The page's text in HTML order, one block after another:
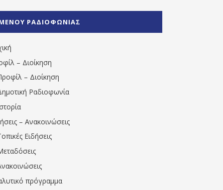
1531194763766854/" artist="" ]
ΡΑΔΙΟΦΩΝΙΑΣ
– Διοίκηση
– Διοίκηση
Ραδιοφωνία
– Ανακοινώσεις
Ειδήσεις
πρόγραμμα